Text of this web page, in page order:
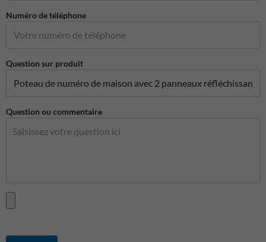
Numéro de téléphone
Question sur produit
Question ou commentaire